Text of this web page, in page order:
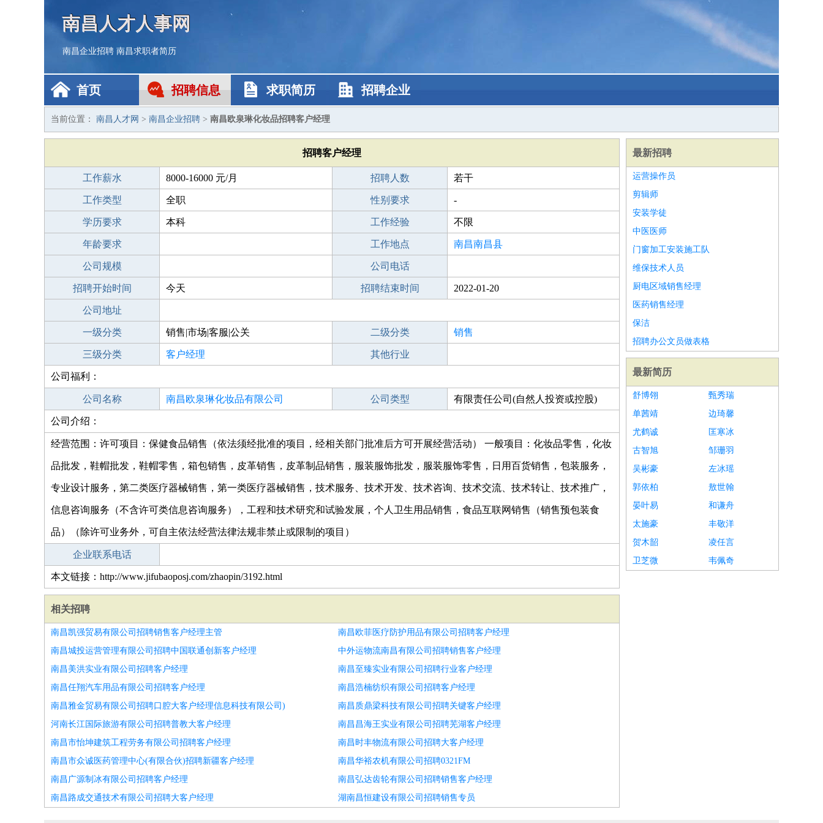
南昌人才人事网
南昌企业招聘 南昌求职者简历
首页 招聘信息 求职简历 招聘企业
当前位置： 南昌人才网 > 南昌企业招聘 > 南昌欧泉琳化妆品招聘客户经理
招聘客户经理
工作薪水 8000-16000 元/月 招聘人数 若干
工作类型 全职 性别要求 -
学历要求 本科 工作经验 不限
年龄要求 工作地点 南昌南昌县
公司规模 公司电话
招聘开始时间 今天 招聘结束时间 2022-01-20
公司地址
一级分类 销售|市场|客服|公关 二级分类 销售
三级分类 客户经理 其他行业
公司福利：
公司名称 南昌欧泉琳化妆品有限公司 公司类型 有限责任公司(自然人投资或控股)
公司介绍：
经营范围：许可项目：保健食品销售（依法须经批准的项目，经相关部门批准后方可开展经营活动） 一般项目：化妆品零售，化妆
品批发，鞋帽批发，鞋帽零售，箱包销售，皮革销售，皮革制品销售，服装服饰批发，服装服饰零售，日用百货销售，包装服务，
专业设计服务，第二类医疗器械销售，第一类医疗器械销售，技术服务、技术开发、技术咨询、技术交流、技术转让、技术推广，
信息咨询服务（不含许可类信息咨询服务），工程和技术研究和试验发展，个人卫生用品销售，食品互联网销售（销售预包装食
品）（除许可业务外，可自主依法经营法律法规非禁止或限制的项目）
企业联系电话
本文链接：http://www.jifubaoposj.com/zhaopin/3192.html
相关招聘
南昌凯强贸易有限公司招聘销售客户经理主管
南昌欧菲医疗防护用品有限公司招聘客户经理
南昌城投运营管理有限公司招聘中国联通创新客户经理
中外运物流南昌有限公司招聘销售客户经理
南昌美洪实业有限公司招聘客户经理
南昌至臻实业有限公司招聘行业客户经理
南昌任翔汽车用品有限公司招聘客户经理
南昌浩楠纺织有限公司招聘客户经理
南昌雅金贸易有限公司招聘口腔大客户经理信息科技有限公司)
南昌质鼎梁科技有限公司招聘关键客户经理
河南长江国际旅游有限公司招聘普教大客户经理
南昌昌海王实业有限公司招聘芜湖客户经理
南昌市怡坤建筑工程劳务有限公司招聘客户经理
南昌时丰物流有限公司招聘大客户经理
南昌市众诚医药管理中心(有限合伙)招聘新疆客户经理
南昌华裕农机有限公司招聘0321FM
南昌广源制冰有限公司招聘客户经理
南昌弘达齿轮有限公司招聘销售客户经理
南昌路成交通技术有限公司招聘大客户经理
湖南昌恒建设有限公司招聘销售专员
最新招聘
运营操作员
剪辑师
安装学徒
中医医师
门窗加工安装施工队
维保技术人员
厨电区域销售经理
医药销售经理
保洁
招聘办公文员做表格
最新简历
舒博翎
甄秀瑞
单茜靖
边琦馨
尤鹤诚
匡寒冰
古智旭
邹珊羽
吴彬豪
左冰瑶
郭依柏
敖世翰
晏叶易
和谦舟
太施豪
丰敬洋
贺木韶
凌任言
卫芝微
韦佩奇